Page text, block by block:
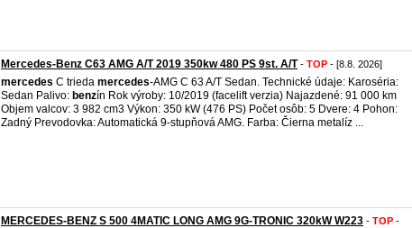
Mercedes-Benz C63 AMG A/T 2019 350kw 480 PS 9st. A/T- TOP - [8.8. 2026]
mercedes C trieda mercedes-AMG C 63 A/T Sedan. Technické údaje: Karoséria:
Sedan Palivo: benzín Rok výroby: 10/2019 (facelift verzia) Najazdené: 91 000 km
Objem valcov: 3 982 cm3 Výkon: 350 kW (476 PS) Počet osôb: 5 Dvere: 4 Pohon:
Zadný Prevodovka: Automatická 9-stupňová AMG. Farba: Čierna metalíz ...
MERCEDES-BENZ S 500 4MATIC LONG AMG 9G-TRONIC 320kW W223 - TOP -